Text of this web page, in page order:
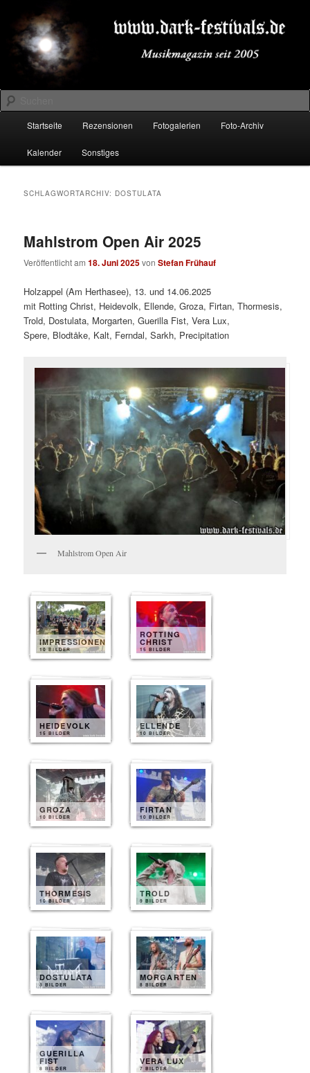
primären
Inhalt
springen
sekundären
Inhalt
springenDARK-FESTIVALS.DE
Suchen
Startseite Rezensionen Fotogalerien Foto-Archiv
Kalender Sonstiges
SCHLAGWORTARCHIV: DOSTULATA
Mahlstrom Open Air 2025
Veröffentlicht am18. Juni 2025vonStefan Frühauf
Holzappel (Am Herthasee), 13. und 14.06.2025
mit Rotting Christ, Heidevolk, Ellende, Groza, Firtan, Thormesis,
Trold, Dostulata, Morgarten, Guerilla Fist, Vera Lux,
Spere, Blodtåke, Kalt, Ferndal, Sarkh, Precipitation
Mahlstrom Open Air
IMPRESSIONEN
10 BILDER
ROTTING
CHRIST
15 BILDER
HEIDEVOLK
15 BILDER
ELLENDE
10 BILDER
GROZA
10 BILDER
FIRTAN
10 BILDER
THORMESIS
10 BILDER
TROLD
9 BILDER
DOSTULATA
8 BILDER
MORGARTEN
8 BILDER
GUERILLA
FIST
8 BILDER
VERA LUX
7 BILDER